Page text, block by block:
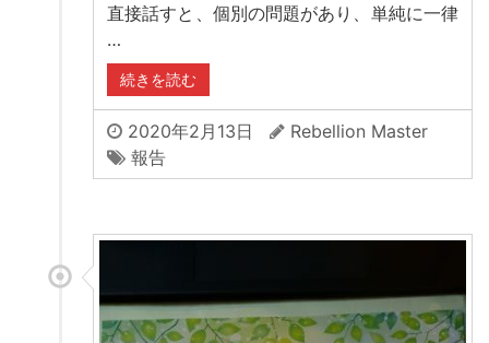
直接話すと、個別の問題があり、単純に一律
…
続きを読む
2020年2月13日
Rebellion Master
報告